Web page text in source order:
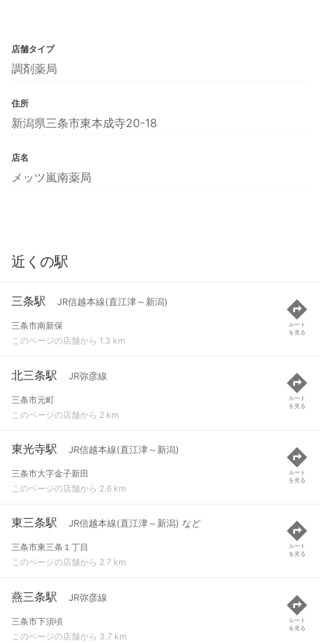
店舗タイプ
調剤薬局
住所
新潟県三条市東本成寺20-18
店名
メッツ嵐南薬局
近くの駅
三条駅 JR信越本線(直江津～新潟)
三条市南新保
このページの店舗から 1.3 km
ルート
を見る
北三条駅 JR弥彦線
三条市元町
このページの店舗から 2 km
ルート
を見る
東光寺駅 JR信越本線(直江津～新潟)
三条市大字金子新田
このページの店舗から 2.6 km
ルート
を見る
東三条駅 JR信越本線(直江津～新潟) など
三条市東三条１丁目
このページの店舗から 2.7 km
ルート
を見る
燕三条駅 JR弥彦線
三条市下須頃
このページの店舗から 3.7 km
ルート
を見る